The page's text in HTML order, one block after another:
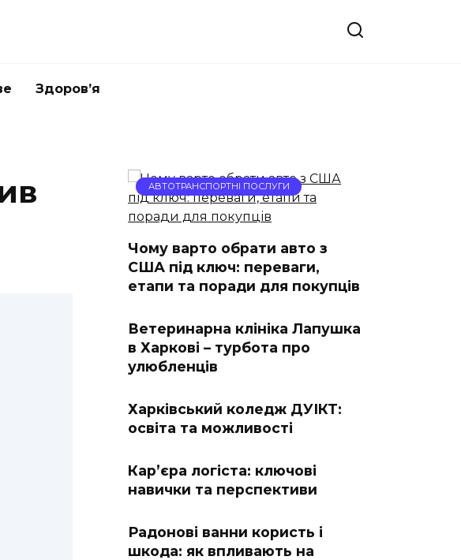
Здоров’я
АВТОТРАНСПОРТНІ ПОСЛУГИ
Чому варто обрати авто з
США під ключ: переваги,
етапи та поради для покупців
Ветеринарна клініка Лапушка
в Харкові – турбота про
улюбленців
Харківський коледж ДУІКТ:
освіта та можливості
Кар’єра логіста: ключові
навички та перспективи
Радонові ванни користь і
шкода: як впливають на